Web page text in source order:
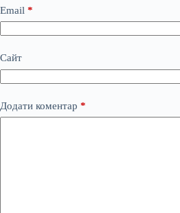
Email *
Сайт
Додати коментар *